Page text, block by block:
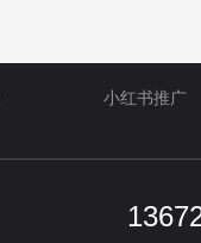
小红书推广